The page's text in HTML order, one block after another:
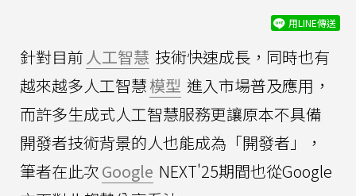
用LINE傳送
針對目前 人工智慧 技術快速成長，同時也有
越來越多人工智慧模型 進入市場普及應用，
而許多生成式人工智慧服務更讓原本不具備
開發者技術背景的人也能成為「開發者」，
筆者在此次Google NEXT'25期間也從Google